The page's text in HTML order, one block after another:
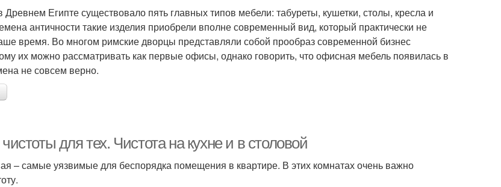
Древнем Египте существовало пять главных типов мебели: табуреты, кушетки, столы, кресла и
античности такие изделия приобрели вполне современный вид, который практически не
время. Во многом римские дворцы представляли собой прообраз современной бизнес
их можно рассматривать как первые офисы, однако говорить, что офисная мебель появилась в
не совсем верно.
для тех. Чистота на кухне и в столовой
– самые уязвимые для беспорядка помещения в квартире. В этих комнатах очень важно